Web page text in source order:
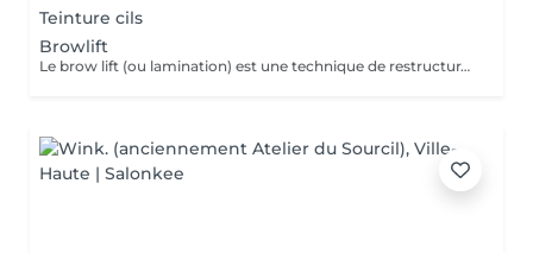
Teinture cils
Browlift
Le brow lift (ou lamination) est une technique de restructuration qui discipline, rehausse et épaissit les sourcils, offrant un effet fourni et structuré pendant environ 6 à 8 semaines. Ce soin utilise des sérums pour assouplir le poil, le brosser vers le haut et le fixer. Teinture comprise dans le soin.